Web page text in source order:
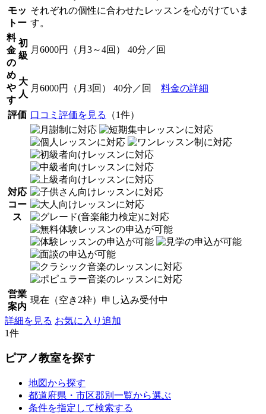
モッ
トー
それぞれの個性に合わせたレッスンを心がけていま
す。
料
金
の
め
や
す
初
級
月6000円（月3～4回） 40分／回
大
人
月6000円（月3回） 40分／回 料金の詳細
評価 口コミ評価を見る （1件）
対応
コー
ス
営業
案内
現在（空き2枠）申し込み受付中
詳細を見る お気に入り追加
1件
ピアノ教室を探す
地図から探す
都道府県・市区郡別一覧から選ぶ
条件を指定して検索する